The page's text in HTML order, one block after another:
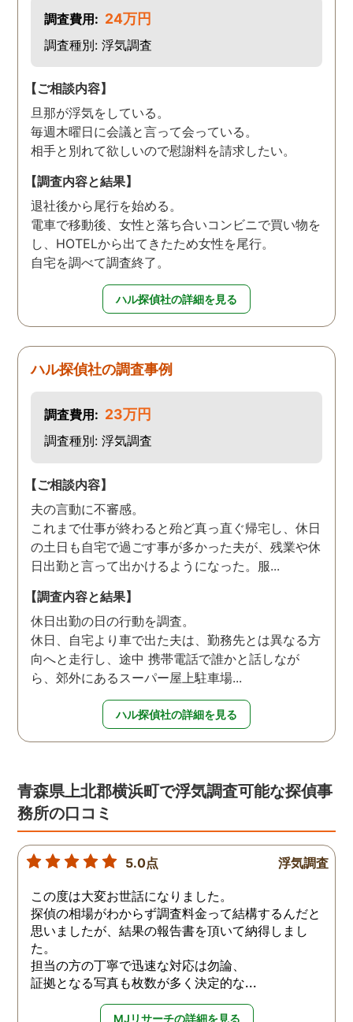
調査費用: 24万円
調査種別: 浮気調査
【ご相談内容】
旦那が浮気をしている。
毎週木曜日に会議と言って会っている。
相手と別れて欲しいので慰謝料を請求したい。
【調査内容と結果】
退社後から尾行を始める。
電車で移動後、女性と落ち合いコンビニで買い物を
し、HOTELから出てきたため女性を尾行。
自宅を調べて調査終了。
ハル探偵社の詳細を見る
ハル探偵社の調査事例
調査費用: 23万円
調査種別: 浮気調査
【ご相談内容】
夫の言動に不審感。
これまで仕事が終わると殆ど真っ直ぐ帰宅し、休日
の土日も自宅で過ごす事が多かった夫が、残業や休
日出勤と言って出かけるようになった。服...
【調査内容と結果】
休日出勤の日の行動を調査。
休日、自宅より車で出た夫は、勤務先とは異なる方
向へと走行し、途中 携帯電話で誰かと話しなが
ら、郊外にあるスーパー屋上駐車場...
ハル探偵社の詳細を見る
青森県上北郡横浜町で浮気調査可能な探偵事
務所の口コミ
5.0点 浮気調査
この度は大変お世話になりました。
探偵の相場がわからず調査料金って結構するんだと
思いましたが、結果の報告書を頂いて納得しまし
た。
担当の方の丁寧で迅速な対応は勿論、
証拠となる写真も枚数が多く決定的な...
MJリサーチの詳細を見る